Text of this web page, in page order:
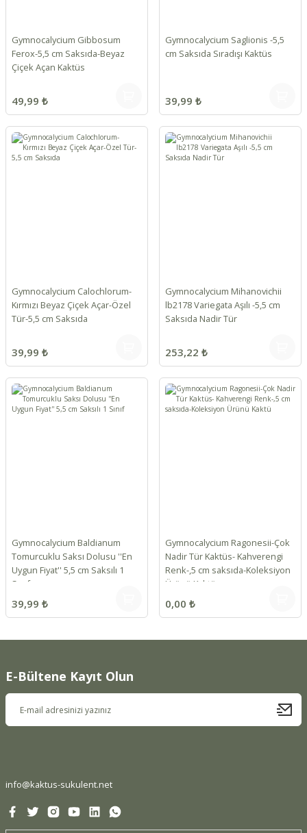
Gymnocalycium Gibbosum
Ferox-5,5 cm Saksıda-Beyaz
Çiçek Açan Kaktüs
49,99 ₺
Gymnocalycium Saglionis -5,5
cm Saksıda Sıradışı Kaktüs
39,99 ₺
Gymnocalycium Calochlorum-
Kırmızı Beyaz Çiçek Açar-Özel
Tür-5,5 cm Saksıda
39,99 ₺
Gymnocalycium Mihanovichii
lb2178 Variegata Aşılı -5,5 cm
Saksıda Nadir Tür
253,22 ₺
Gymnocalycium Baldianum
Tomurcuklu Saksı Dolusu ''En
Uygun Fiyat'' 5,5 cm Saksılı 1
Sınıf
39,99 ₺
Gymnocalycium Ragonesii-Çok
Nadir Tür Kaktüs- Kahverengi
Renk-,5 cm saksıda-Koleksiyon
Ürünü Kaktü
0,00 ₺
E-Bültene Kayıt Olun
info@kaktus-sukulent.net